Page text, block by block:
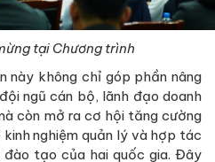
tại Chương trình
này không chỉ góp phần nâng
ngũ cán bộ, lãnh đạo doanh
còn mở ra cơ hội tăng cường
nghiệm quản lý và hợp tác
tạo của hai quốc gia. Đây